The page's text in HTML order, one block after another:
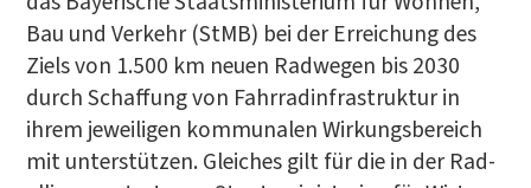
Bau und Ver­kehr (StMB) bei der Errei­chung des
Ziels von 1.500 km neu­en Rad­we­gen bis 2030
durch Schaf­fung von Fahr­rad­in­fra­struk­tur in
ihrem jewei­li­gen kom­mu­na­len Wir­kungs­be­reich
mit unter­stüt­zen. Glei­ches gilt für die in der Rad­